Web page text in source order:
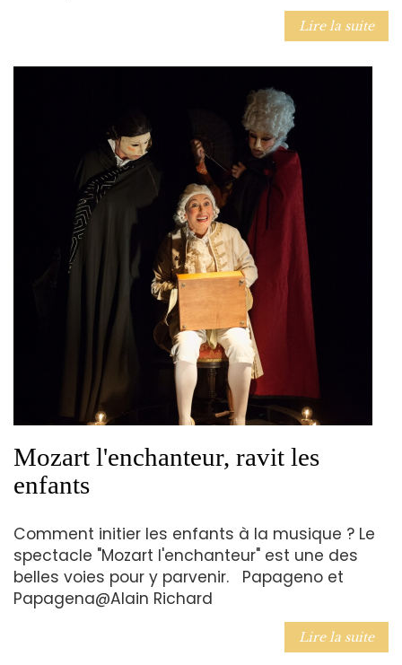
Lire la suite
Mozart l'enchanteur, ravit les
enfants
Comment initier les enfants à la musique ? Le
spectacle "Mozart l'enchanteur" est une des
belles voies pour y parvenir. Papageno et
Papagena@Alain Richard
Lire la suite